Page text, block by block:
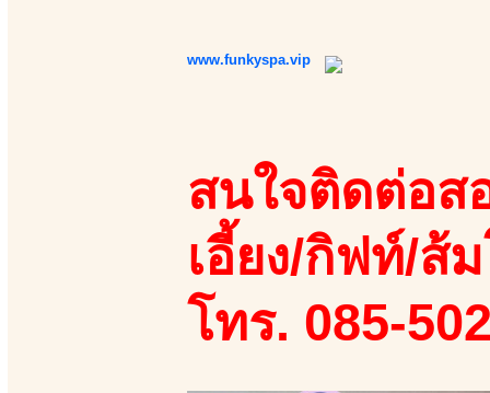
www.funkyspa.vip
สนใจติดต่อส
เอี้ยง/กิฟท์/ส้
โทร. 085-